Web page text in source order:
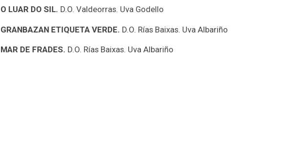
O LUAR DO SIL. D.O. Valdeorras. Uva Godello
GRANBAZAN ETIQUETA VERDE. D.O. Rías Baixas. Uva Albariño
MAR DE FRADES. D.O. Rías Baixas. Uva Albariño